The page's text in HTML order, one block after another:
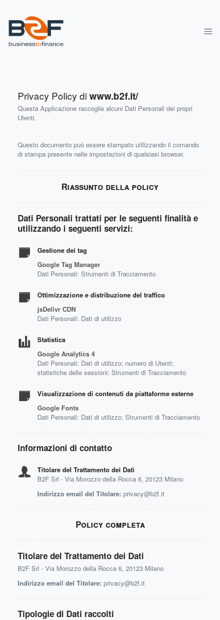
Privacy Policy di www.b2f.it/
Questa Applicazione raccoglie alcuni Dati Personali dei propri
Utenti.
Questo documento può essere stampato utilizzando il comando
di stampa presente nelle impostazioni di qualsiasi browser.
Riassunto della policy
Dati Personali trattati per le seguenti finalità e
utilizzando i seguenti servizi:
Gestione dei tag
Google Tag Manager
Dati Personali: Strumenti di Tracciamento
Ottimizzazione e distribuzione del traffico
jsDelivr CDN
Dati Personali: Dati di utilizzo
Statistica
Google Analytics 4
Dati Personali: Dati di utilizzo; numero di Utenti;
statistiche delle sessioni; Strumenti di Tracciamento
Visualizzazione di contenuti da piattaforme esterne
Google Fonts
Dati Personali: Dati di utilizzo; Strumenti di Tracciamento
Informazioni di contatto
Titolare del Trattamento dei Dati
B2F Srl - Via Morozzo della Rocca 6, 20123 Milano
Indirizzo email del Titolare: privacy@b2f.it
Policy completa
Titolare del Trattamento dei Dati
B2F Srl - Via Morozzo della Rocca 6, 20123 Milano
Indirizzo email del Titolare: privacy@b2f.it
Tipologie di Dati raccolti